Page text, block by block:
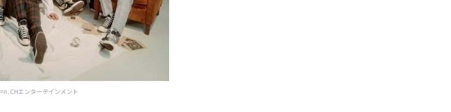
エンターテインメント